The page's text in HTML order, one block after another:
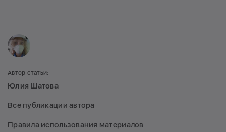
Автор статьи:
Юлия Шатова
Все публикации автора
Правила использования материалов